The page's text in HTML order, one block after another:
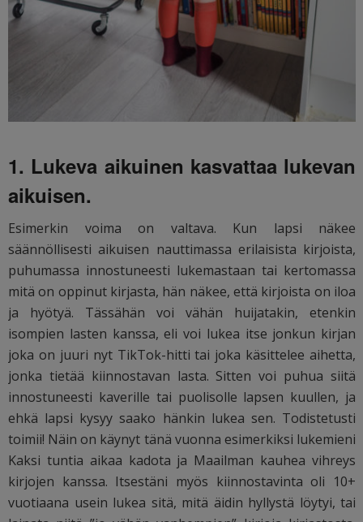
1. Lukeva aikuinen kasvattaa lukevan
aikuisen.
Esimerkin voima on valtava. Kun lapsi näkee
säännöllisesti aikuisen nauttimassa erilaisista kirjoista,
puhumassa innostuneesti lukemastaan tai kertomassa
mitä on oppinut kirjasta, hän näkee, että kirjoista on iloa
ja hyötyä. Tässähän voi vähän huijatakin, etenkin
isompien lasten kanssa, eli voi lukea itse jonkun kirjan
joka on juuri nyt TikTok-hitti tai joka käsittelee aihetta,
jonka tietää kiinnostavan lasta. Sitten voi puhua siitä
innostuneesti kaverille tai puolisolle lapsen kuullen, ja
ehkä lapsi kysyy saako hänkin lukea sen. Todistetusti
toimii! Näin on käynyt tänä vuonna esimerkiksi lukemieni
Kaksi tuntia aikaa kadota ja Maailman kauhea vihreys
kirjojen kanssa. Itsestäni myös kiinnostavinta oli 10+
vuotiaana usein lukea sitä, mitä äidin hyllystä löytyi, tai